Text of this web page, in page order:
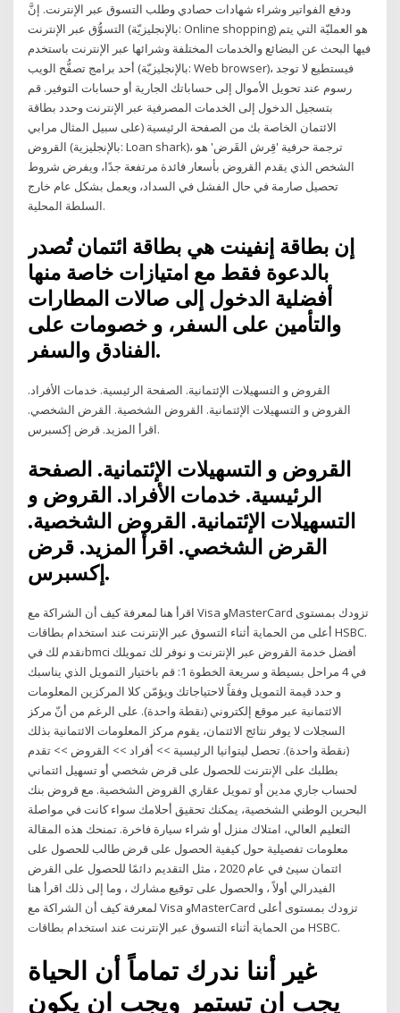
ودفع الفواتير وشراء شهادات حصادي وطلب التسوق عبر الإنترنت. إنَّ
التسوُّق عبر الإنترنت (بالإنجليزيّة: Online shopping) هو العمليّة التي يتم
فيها البحث عن البضائع والخدمات المختلفة وشرائها عبر الإنترنت باستخدم
أحد برامج تصفُّح الويب (بالإنجليزيّة: Web browser)، فيستطيع لا توجد
رسوم عند تحويل الأموال إلى حساباتك الجارية أو حسابات التوفير. قم
بتسجيل الدخول إلى الخدمات المصرفية عبر الإنترنت وحدد بطاقة
الائتمان الخاصة بك من الصفحة الرئيسية (على سبيل المثال مرابي
القروض (بالإنجليزية: Loan shark)، ترجمة حرفية 'قِرش القَرض'‏ هو
الشخص الذي يقدم القروض بأسعار فائدة مرتفعة جدًا، ويفرض شروط
تحصيل صارمة في حال الفشل في السداد، ويعمل بشكل عام خارج
السلطة المحلية.
إن بطاقة إنفينت هي بطاقة ائتمان تُصدر
بالدعوة فقط مع امتيازات خاصة منها
أفضلية الدخول إلى صالات المطارات
والتأمين على السفر، و خصومات على
الفنادق والسفر.
القروض و التسهيلات الإئتمانية. الصفحة الرئيسية. خدمات الأفراد.
القروض و التسهيلات الإئتمانية. القروض الشخصية. القرض الشخصي.
اقرأ المزيد. قرض إكسبرس.
القروض و التسهيلات الإئتمانية. الصفحة
الرئيسية. خدمات الأفراد. القروض و
التسهيلات الإئتمانية. القروض الشخصية.
القرض الشخصي. اقرأ المزيد. قرض
إكسبرس.
اقرأ هنا لمعرفة كيف أن الشراكة مع Visa وMasterCard تزودك بمستوى
أعلى من الحماية أثناء التسوق عبر الإنترنت عند استخدام بطاقات HSBC.
نقدم لك فيbmci أفضل خدمة القروض عبر الإنترنت و نوفر لك تمويلك
في 4 مراحل بسيطة و سريعة الخطوة 1: قم باختيار التمويل الذي يناسبك
و حدد قيمة التمويل وفقاً لاحتياجاتك ويؤمّن كلا المركزين المعلومات
الائتمانية عبر موقع إلكتروني (نقطة واحدة). على الرغم من أنّ مركز
السجلات لا يوفر نتائج الائتمان، يقوم مركز المعلومات الائتمانية بذلك
(نقطة واحدة). تحصل ليتوانيا الرئيسية >> أفراد >> القروض >> تقدم
بطلبك على الإنترنت للحصول على قرض شخصي أو تسهيل ائتماني
لحساب جاري مدين أو تمويل عقاري القروض الشخصية. مع قروض بنك
البحرين الوطني الشخصية، يمكنك تحقيق أحلامك سواء كانت في مواصلة
التعليم العالي، امتلاك منزل أو شراء سيارة فاخرة. تمنحك هذه المقالة
معلومات تفصيلية حول كيفية الحصول على قرض طالب للحصول على
ائتمان سيئ في عام 2020 ، مثل التقديم دائمًا للحصول على القرض
الفيدرالي أولاً ، والحصول على توقيع مشارك ، وما إلى ذلك اقرأ هنا
لمعرفة كيف أن الشراكة مع Visa وMasterCard تزودك بمستوى أعلى
من الحماية أثناء التسوق عبر الإنترنت عند استخدام بطاقات HSBC.
غير أننا ندرك تماماً أن الحياة
يجب ان تستمر ويجب ان يكون